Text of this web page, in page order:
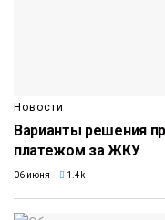
Новости
Варианты решения
платежом за ЖКУ
06 июня 1.4k